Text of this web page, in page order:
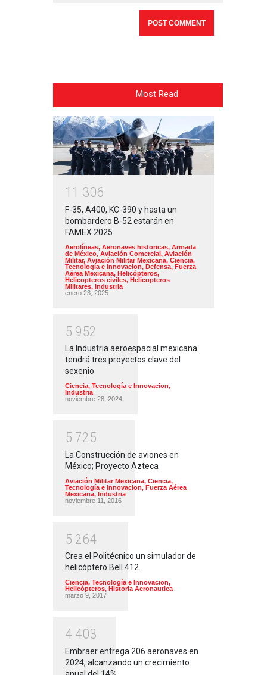
Most Read
1 1 306
F-35, A400, KC-390 y hasta un
bombardero B-52 estarán en
FAMEX 2025
Aerolíneas, Aeronaves historicas, Armada
de México, Aviación Comercial, Aviación
Militar, Aviación Militar Mexicana, Ciencia,
Tecnología e Innovacion, Defensa, Fuerza
Aérea Mexicana, Helicópteros,
Helicopteros civiles, Helicopteros
Militares, Industria
enero 23, 2025
5 952
La Industria aeroespacial mexicana
tendrá tres proyectos clave del
sexenio
Ciencia, Tecnología e Innovacion,
Industria
noviembre 28, 2024
5 725
La Construcción de aviones en
México; Proyecto Azteca
Aviación Militar Mexicana, Ciencia,
Tecnología e Innovacion, Fuerza Aérea
Mexicana, Industria
noviembre 11, 2016
5 264
Crea el Politécnico un simulador de
helicóptero Bell 412.
Ciencia, Tecnología e Innovacion,
Helicópteros, Historia Aeronautica
marzo 9, 2017
4 403
Embraer entrega 206 aeronaves en
2024, alcanzando un crecimiento